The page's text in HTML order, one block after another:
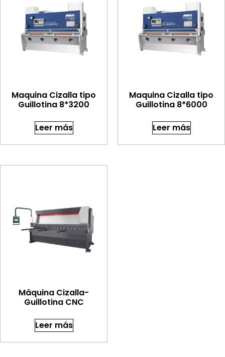
Maquina Cizalla tipo
Guillotina 8*3200
Leer más
Maquina Cizalla tipo
Guillotina 8*6000
Leer más
Máquina Cizalla-
Guillotina CNC
Leer más